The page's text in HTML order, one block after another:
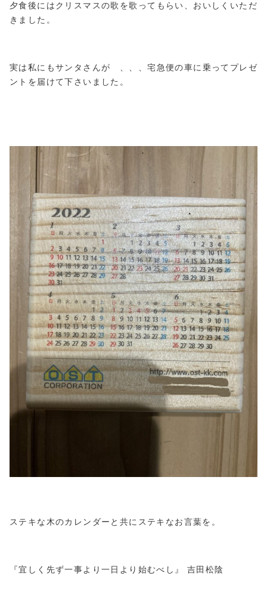
夕食後にはクリスマスの歌を歌ってもらい、おいしくいただ
きました。
実は私にもサンタさんが 、、、宅急便の車に乗ってプレゼ
ントを届けて下さいました。
ステキな木のカレンダーと共にステキなお言葉を。
『宜しく先ず一事より一日より始むべし』 吉田松陰